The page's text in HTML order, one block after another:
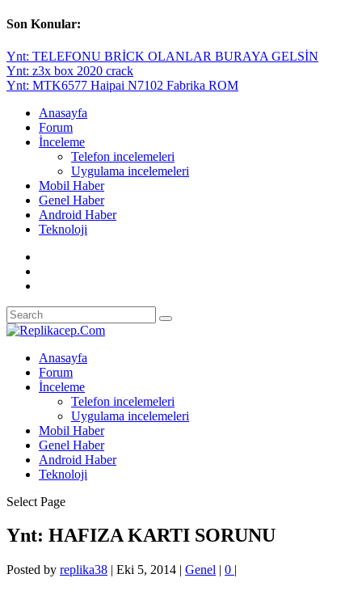
Son Konular:
Ynt: TELEFONU BRİCK OLANLAR BURAYA GELSİN
Ynt: z3x box 2020 crack
Ynt: MTK6577 Haipai N7102 Fabrika ROM
Anasayfa
Forum
İnceleme
Telefon incelemeleri
Uygulama incelemeleri
Mobil Haber
Genel Haber
Android Haber
Teknoloji
Anasayfa
Forum
İnceleme
Telefon incelemeleri
Uygulama incelemeleri
Mobil Haber
Genel Haber
Android Haber
Teknoloji
Select Page
Ynt: HAFIZA KARTI SORUNU
Posted by replika38 | Eki 5, 2014 | Genel | 0 |